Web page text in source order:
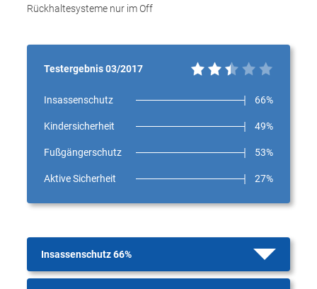
Rückhaltesysteme nur im Off
Testergebnis 03/2017
Insassenschutz 66%
Kindersicherheit 49%
Fußgängerschutz 53%
Aktive Sicherheit 27%
Insassenschutz 66%